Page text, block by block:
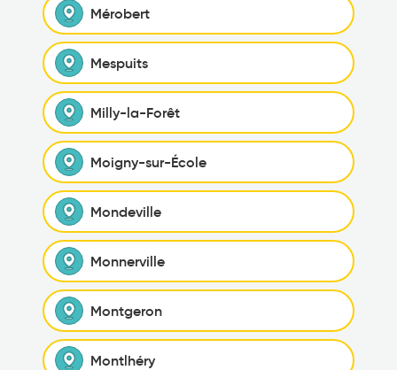
Mérobert
Mespuits
Milly-la-Forêt
Moigny-sur-École
Mondeville
Monnerville
Montgeron
Montlhéry